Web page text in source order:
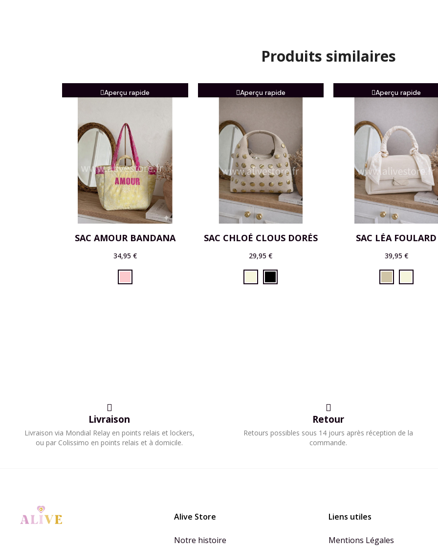
Produits similaires
Aperçu rapide
SAC AMOUR BANDANA
34,95 €
Aperçu rapide
SAC CHLOÉ CLOUS DORÉS
29,95 €
Aperçu rapide
SAC LÉA FOULARD
39,95 €
Livraison
​Livraison via Mondial Relay en points relais et lockers,
ou par Colissimo en points relais et à domicile.​
Retour
Retours possibles sous 14 jours après réception de la
commande.
Alive Store
Notre histoire
Liens utiles
Mentions Légales